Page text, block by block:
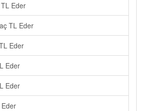
Eder
TL Eder
Eder
Eder
Eder